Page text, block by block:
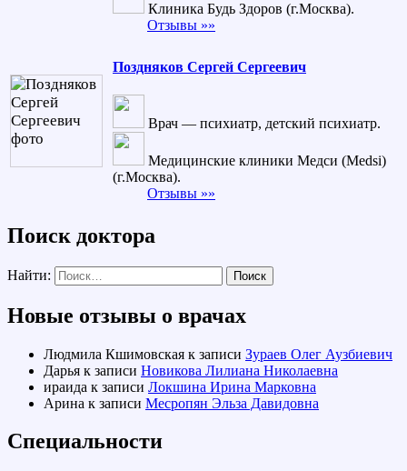
Клиника Будь Здоров (г.Москва).
Отзывы »»
Поздняков Сергей Сергеевич
Врач — психиатр, детский психиатр.
Медицинские клиники Медси (Medsi)
(г.Москва).
Отзывы »»
Поиск доктора
Найти:
Новые отзывы о врачах
Людмила Кшимовская к записи Зураев Олег Аузбиевич
Дарья к записи Новикова Лилиана Николаевна
ираида к записи Локшина Ирина Марковна
Арина к записи Месропян Эльза Давидовна
Специальности